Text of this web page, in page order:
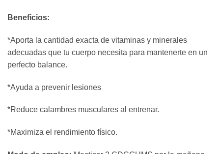
Beneficios:
*Aporta la cantidad exacta de vitaminas y minerales
adecuadas que tu cuerpo necesita para mantenerte en un
perfecto balance.
*Ayuda a prevenir lesiones
*Reduce calambres musculares al entrenar.
*Maximiza el rendimiento físico.